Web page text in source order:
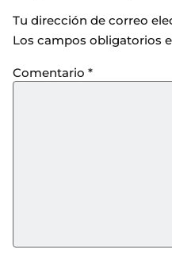
Tu dirección de correo
Los campos obligatorios
Comentario *